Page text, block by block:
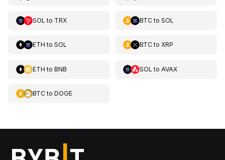
SOL to TRX BTCto SOL
ETH to SOL BTCto XRP
ETH to BNB SOL to AVAX
BTCto DOGE